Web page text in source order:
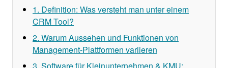
1. Definition: Was versteht man unter einem
CRM Tool?
2. Warum Aussehen und Funktionen von
Management-Plattformen variieren
3. Software für Kleinunternehmen & KMU: